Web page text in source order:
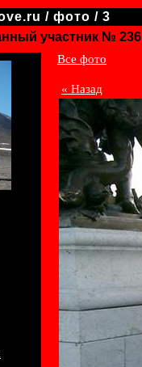
/ фото / 3
участник № 236
Все фото
« Назад